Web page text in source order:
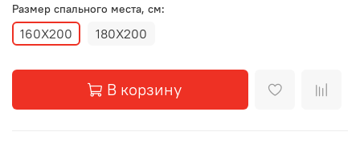
Размер спального места, см:
160X200 180X200
В корзину